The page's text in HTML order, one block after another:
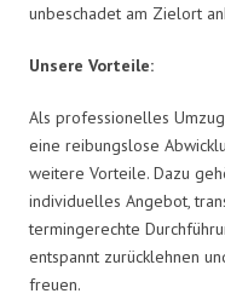
unbeschadet am Zielort
Unsere Vorteile:
Als professionelles
eine reibungslose
weitere Vorteile. Dazu
individuelles Angebot,
termingerechte
entspannt zurücklehnen
freuen.